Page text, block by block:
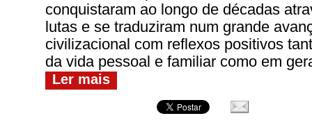
conquistaram ao longo de décadas
lutas e se traduziram num grande
civilizacional com reflexos positivos
da vida pessoal e familiar como em
Ler mais